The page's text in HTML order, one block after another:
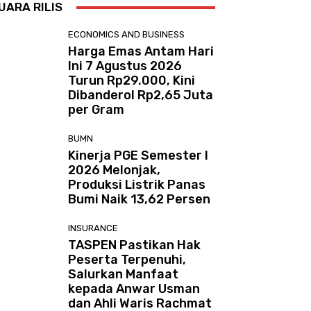
RILIS
ECONOMICS AND BUSINESS
Harga Emas Antam Hari
Ini 7 Agustus 2026
Turun Rp29.000, Kini
Dibanderol Rp2,65 Juta
per Gram
BUMN
Kinerja PGE Semester I
2026 Melonjak,
Produksi Listrik Panas
Bumi Naik 13,62 Persen
INSURANCE
TASPEN Pastikan Hak
Peserta Terpenuhi,
Salurkan Manfaat
kepada Anwar Usman
dan Ahli Waris Rachmat